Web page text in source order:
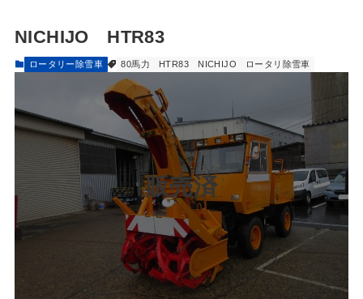
NICHIJO HTR83
ロータリー除雪車 80馬力 HTR83 NICHIJO ロータリ除雪車
販売済